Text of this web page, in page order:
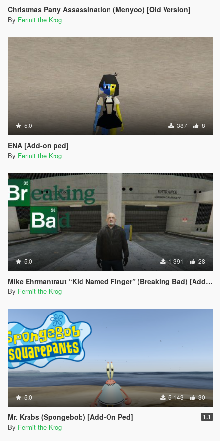
Christmas Party Assassination (Menyoo) [Old Version]
By Fermit the Krog
5.0 387 8
ENA [Add-on ped]
By Fermit the Krog
5.0 1 391 28
Mike Ehrmantraut “Kid Named Finger” (Breaking Bad) [Add-on ped]
By Fermit the Krog
5.0 5 143 30
Mr. Krabs (Spongebob) [Add-On Ped] 1.1
By Fermit the Krog